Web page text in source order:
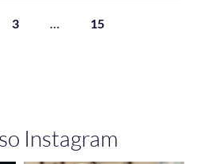
3 15
Instagram